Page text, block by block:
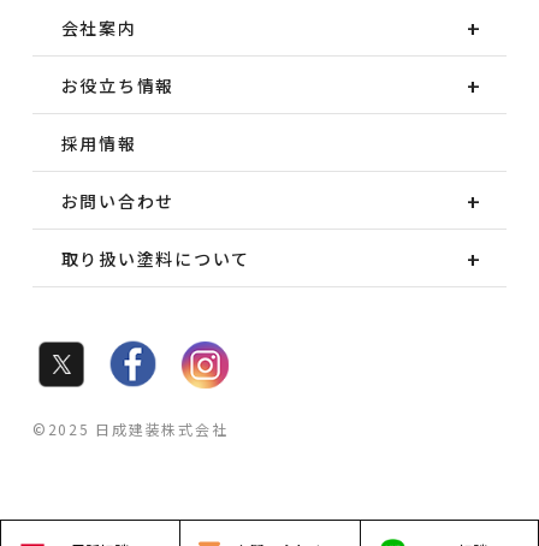
会社案内
お役立ち情報
採用情報
お問い合わせ
取り扱い塗料について
©2025 日成建装株式会社